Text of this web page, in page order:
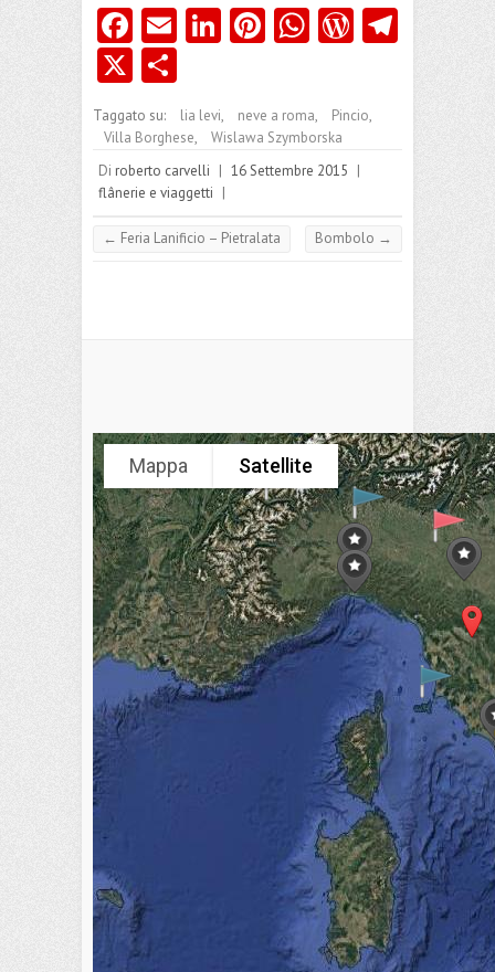
Fa
ce
b
o
o
k
E
l
Li
dI
n
Pi
es
t
W
A
p
W
Pr
es
X
o
n
di
vi
di
Taggato su: lia levi, neve a roma, Pincio,
Villa Borghese,
Wislawa Szymborska
Di roberto carvelli | 16 Settembre 2015 |
flânerie e viaggetti |
← Feria Lanificio – Pietralata Bombolo →
Mappa Satellite